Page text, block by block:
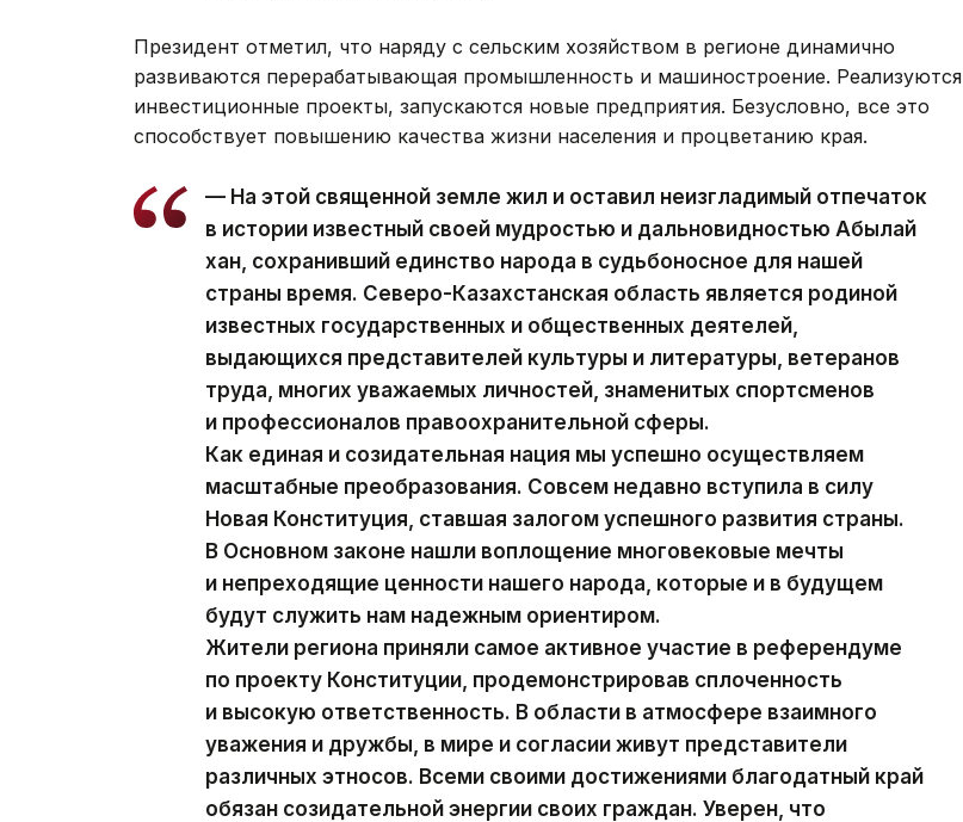
Президент отметил, что наряду с сельским хозяйством в регионе динамично
развиваются перерабатывающая промышленность и машиностроение. Реализуются
инвестиционные проекты, запускаются новые предприятия. Безусловно, все это
способствует повышению качества жизни населения и процветанию края.
— На этой священной земле жил и оставил неизгладимый отпечаток
в истории известный своей мудростью и дальновидностью Абылай
хан, сохранивший единство народа в судьбоносное для нашей
страны время. Северо-Казахстанская область является родиной
известных государственных и общественных деятелей,
выдающихся представителей культуры и литературы, ветеранов
труда, многих уважаемых личностей, знаменитых спортсменов
и профессионалов правоохранительной сферы.
Как единая и созидательная нация мы успешно осуществляем
масштабные преобразования. Совсем недавно вступила в силу
Новая Конституция, ставшая залогом успешного развития страны.
В Основном законе нашли воплощение многовековые мечты
и непреходящие ценности нашего народа, которые и в будущем
будут служить нам надежным ориентиром.
Жители региона приняли самое активное участие в референдуме
по проекту Конституции, продемонстрировав сплоченность
и высокую ответственность. В области в атмосфере взаимного
уважения и дружбы, в мире и согласии живут представители
различных этносов. Всеми своими достижениями благодатный край
обязан созидательной энергии своих граждан. Уверен, что